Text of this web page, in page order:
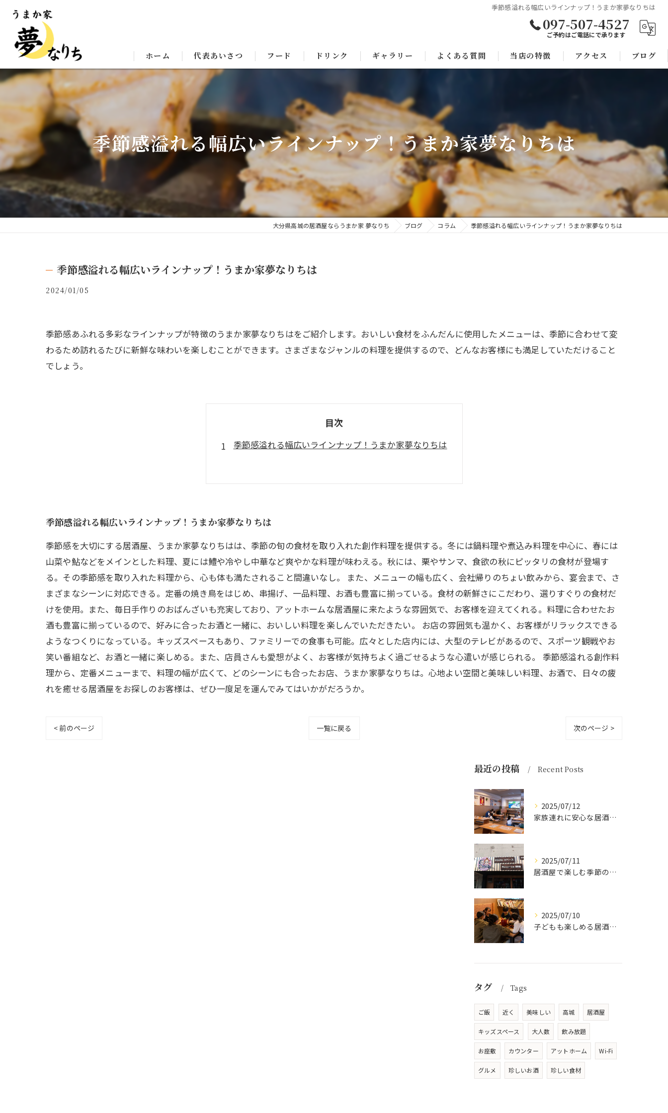
季節感溢れる幅広いラインナップ！うまか家夢なりちは
097-507-4527
ご予約はご電話にで承ります
ホーム 代表あいさつ フード ドリンク ギャラリー よくある質問 当店の特徴
子連れ
スポーツ観戦
モツ鍋
アクセス ブログ
季節感溢れる幅広いラインナップ！うまか家夢なりちは
大分県高城の居酒屋ならうまか家 夢なりち ブログ コラム 季節感溢れる幅広いラインナップ！うまか家夢なりちは
季節感溢れる幅広いラインナップ！うまか家夢なりちは
2024/01/05
季節感あふれる多彩なラインナップが特徴のうまか家夢なりちはをご紹介します。おいしい食材をふんだんに使用したメニューは、季節に合わせて変
わるため訪れるたびに新鮮な味わいを楽しむことができます。さまざまなジャンルの料理を提供するので、どんなお客様にも満足していただけること
でしょう。
目次
季節感溢れる幅広いラインナップ！うまか家夢なりちは
季節感溢れる幅広いラインナップ！うまか家夢なりちは
季節感を大切にする居酒屋、うまか家夢なりちはは、季節の旬の食材を取り入れた創作料理を提供する。冬には鍋料理や煮込み料理を中心に、春には
山菜や鮎などをメインとした料理、夏には鱧や冷やし中華など爽やかな料理が味わえる。秋には、栗やサンマ、食欲の秋にピッタリの食材が登場す
る。その季節感を取り入れた料理から、心も体も満たされること間違いなし。 また、メニューの幅も広く、会社帰りのちょい飲みから、宴会まで、さ
まざまなシーンに対応できる。定番の焼き鳥をはじめ、串揚げ、一品料理、お酒も豊富に揃っている。食材の新鮮さにこだわり、選りすぐりの食材だ
けを使用。また、毎日手作りのおばんざいも充実しており、アットホームな居酒屋に来たような雰囲気で、お客様を迎えてくれる。料理に合わせたお
酒も豊富に揃っているので、好みに合ったお酒と一緒に、おいしい料理を楽しんでいただきたい。 お店の雰囲気も温かく、お客様がリラックスできる
ようなつくりになっている。キッズスペースもあり、ファミリーでの食事も可能。広々とした店内には、大型のテレビがあるので、スポーツ観戦やお
笑い番組など、お酒と一緒に楽しめる。また、店員さんも愛想がよく、お客様が気持ちよく過ごせるような心遣いが感じられる。 季節感溢れる創作料
理から、定番メニューまで、料理の幅が広くて、どのシーンにも合ったお店、うまか家夢なりちは。心地よい空間と美味しい料理、お酒で、日々の疲
れを癒せる居酒屋をお探しのお客様は、ぜひ一度足を運んでみてはいかがだろうか。
< 前のページ 一覧に戻る 次のページ >
最近の投稿 Recent Posts
2025/07/12
家族連れに安心な居酒屋体験
2025/07/11
居酒屋で楽しむ季節の味覚と生中継スポーツ観戦
2025/07/10
子どもも楽しめる居酒屋の魅力
タグ Tags
ご飯 近く 美味しい 高城 居酒屋
キッズスペース 大人数 飲み放題
お座敷 カウンター アットホーム Wi-Fi
グルメ 珍しいお酒 珍しい食材